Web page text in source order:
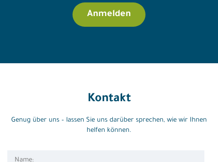
Kontakt
Genug über uns – lassen Sie uns darüber sprechen, wie wir Ihnen
helfen können.